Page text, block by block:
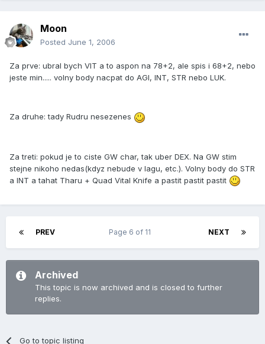
Moon
Posted June 1, 2006
Za prve: ubral bych VIT a to aspon na 78+2, ale spis i 68+2, nebo
jeste min..... volny body nacpat do AGI, INT, STR nebo LUK.
Za druhe: tady Rudru nesezenes
Za treti: pokud je to ciste GW char, tak uber DEX. Na GW stim
stejne nikoho nedas(kdyz nebude v lagu, etc.). Volny body do STR
a INT a tahat Tharu + Quad Vital Knife a pastit pastit pastit
PREV NEXT
Page 6 of 11
Archived
This topic is now archived and is closed to further
replies.
Go to topic listing